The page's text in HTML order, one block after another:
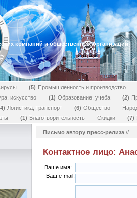
компаний и общественных организаций
5
Промышленность и производство
искусство 1 Образование, учеба 2
4 Логистика, транспорт 6 Общество
1 Благотворительность Скидки 7
Письмо автору пресс-релиза //
Контактное лицо:
Ваше имя:
Ваш e-mail: